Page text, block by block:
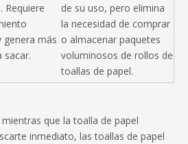
Requiere
genera más
sacar.
de su uso, pero elimina
la necesidad de comprar
o almacenar paquetes
voluminosos de rollos de
toallas de papel.
que la toalla de papel
inmediato, las toallas de papel